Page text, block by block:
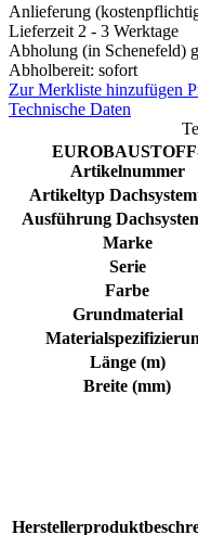
Anlieferung
Lieferzeit 2 - 3 Werktage
Abholung (in Schenefeld)
Abholbereit: sofort
Zur Merkliste hinzufügen
Technische Daten
Artikelnummer
Artikeltyp
Ausführung
Marke
Serie
Farbe
Grundmaterial
Länge (m)
Breite (mm)